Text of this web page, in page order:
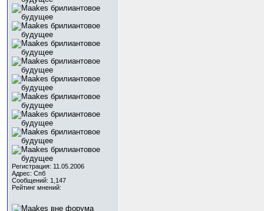
Регистрация: 11.05.2006
Адрес: Спб
Сообщений: 1,147
Рейтинг мнений: